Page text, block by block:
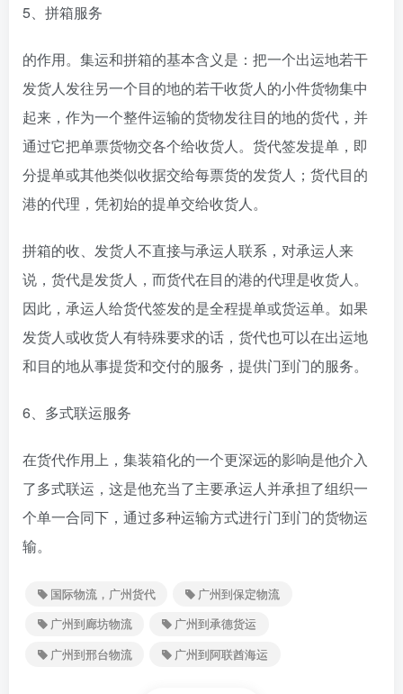
5、拼箱服务
的作用。集运和拼箱的基本含义是：把一个出运地若干
发货人发往另一个目的地的若干收货人的小件货物集中
起来，作为一个整件运输的货物发往目的地的货代，并
通过它把单票货物交各个给收货人。货代签发提单，即
分提单或其他类似收据交给每票货的发货人；货代目的
港的代理，凭初始的提单交给收货人。
拼箱的收、发货人不直接与承运人联系，对承运人来
说，货代是发货人，而货代在目的港的代理是收货人。
因此，承运人给货代签发的是全程提单或货运单。如果
发货人或收货人有特殊要求的话，货代也可以在出运地
和目的地从事提货和交付的服务，提供门到门的服务。
6、多式联运服务
在货代作用上，集装箱化的一个更深远的影响是他介入
了多式联运，这是他充当了主要承运人并承担了组织一
个单一合同下，通过多种运输方式进行门到门的货物运
输。
国际物流，广州货代
广州到保定物流
广州到廊坊物流
广州到承德货运
广州到邢台物流
广州到阿联酋海运